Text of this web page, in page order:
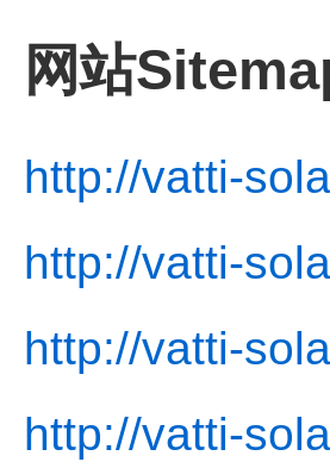
网站
http://vatti-
http://vatti-
http://vatti-
http://vatti-